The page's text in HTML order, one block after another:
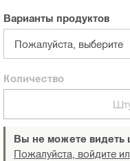
Варианты продуктов
Пожалуйста, выберите
Количество
Вы не можете видеть
Пожалуйста, войдите